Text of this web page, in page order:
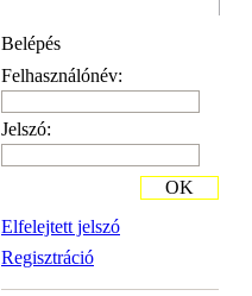
Belépés
Felhasználónév:
Jelszó:
Elfelejtett jelszó
Regisztráció
OK